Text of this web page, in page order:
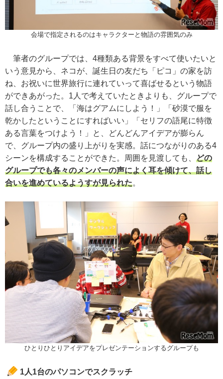
会場で指定されるのはキャラクターと物語の雰囲気のみ
筆者のグループでは、4種類ある背景をすべて使いたいと
いう意見から、ネコが、誕生日の友だち「ピコ」の家を訪
ね、お祝いに世界旅行に連れていって喜ばせるという物語
ができあがった。1人で考えていたときよりも、グループで
話し合うことで、「海はグアムにしよう！」「砂漠で服を
乾かしたということにすればいい」「セリフの語尾に特徴
ある言葉をつけよう！」と、どんどんアイデアが膨らん
で、グループ内の盛り上がりを実感。話につながりのある4
シーンを構成することができた。周囲を見渡しても、 どの
グループでも各々のメンバーの声によく耳を傾けて、話し
合いを進めているようすが見られた。
ひとりひとりアイデアをプレゼンテーションするグループも
1人1台のパソコンでスクラッチ